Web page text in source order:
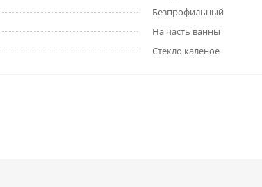
Безпрофильный
На часть ванны
Стекло каленое